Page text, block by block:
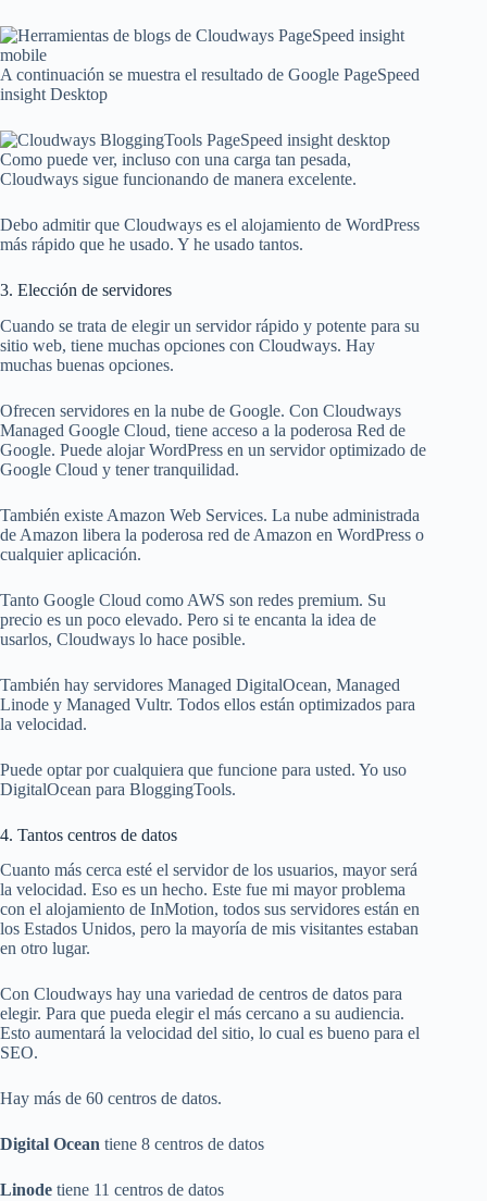
A continuación se muestra el resultado de Google PageSpeed ​​
insight Desktop
Como puede ver, incluso con una carga tan pesada,
Cloudways sigue funcionando de manera excelente.
Debo admitir que Cloudways es el alojamiento de WordPress
más rápido que he usado. Y he usado tantos.
3. Elección de servidores
Cuando se trata de elegir un servidor rápido y potente para su
sitio web, tiene muchas opciones con Cloudways. Hay
muchas buenas opciones.
Ofrecen servidores en la nube de Google. Con Cloudways
Managed Google Cloud, tiene acceso a la poderosa Red de
Google. Puede alojar WordPress en un servidor optimizado de
Google Cloud y tener tranquilidad.
También existe Amazon Web Services. La nube administrada
de Amazon libera la poderosa red de Amazon en WordPress o
cualquier aplicación.
Tanto Google Cloud como AWS son redes premium. Su
precio es un poco elevado. Pero si te encanta la idea de
usarlos, Cloudways lo hace posible.
También hay servidores Managed DigitalOcean, Managed
Linode y Managed Vultr. Todos ellos están optimizados para
la velocidad.
Puede optar por cualquiera que funcione para usted. Yo uso
DigitalOcean para BloggingTools.
4. Tantos centros de datos
Cuanto más cerca esté el servidor de los usuarios, mayor será
la velocidad. Eso es un hecho. Este fue mi mayor problema
con el alojamiento de InMotion, todos sus servidores están en
los Estados Unidos, pero la mayoría de mis visitantes estaban
en otro lugar.
Con Cloudways hay una variedad de centros de datos para
elegir. Para que pueda elegir el más cercano a su audiencia.
Esto aumentará la velocidad del sitio, lo cual es bueno para el
SEO.
Hay más de 60 centros de datos.
Digital Ocean tiene 8 centros de datos
Linode tiene 11 centros de datos